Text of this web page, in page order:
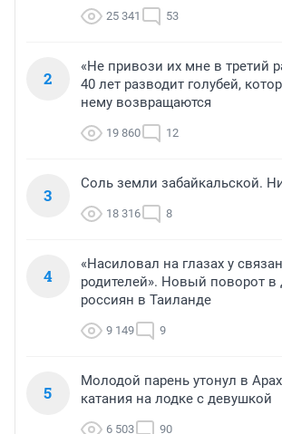
25 341 53
2
«Не привози их мне в третий
40 лет разводит голубей,
нему возвращаются
19 860 12
3
Соль земли забайкальской.
18 316 8
4
«Насиловал на глазах у
родителей». Новый поворот в
россиян в Таиланде
9 149 9
5
Молодой парень утонул в
катания на лодке с девушкой
6 503 90